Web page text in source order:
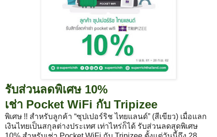
รับส่วนลดพิเศษ 10%
เช่า Pocket WiFi กับ Tripizee
พิเศษ !! สำหรับลูกค้า “ซุปเปอร์ริช ไทยแลนด์” (สีเขียว) เมื่อแลก
เงินไทยเป็นสกุลต่างประเทศ เท่าไหร่ก็ได้ รับส่วนลดสุดพิเศษ